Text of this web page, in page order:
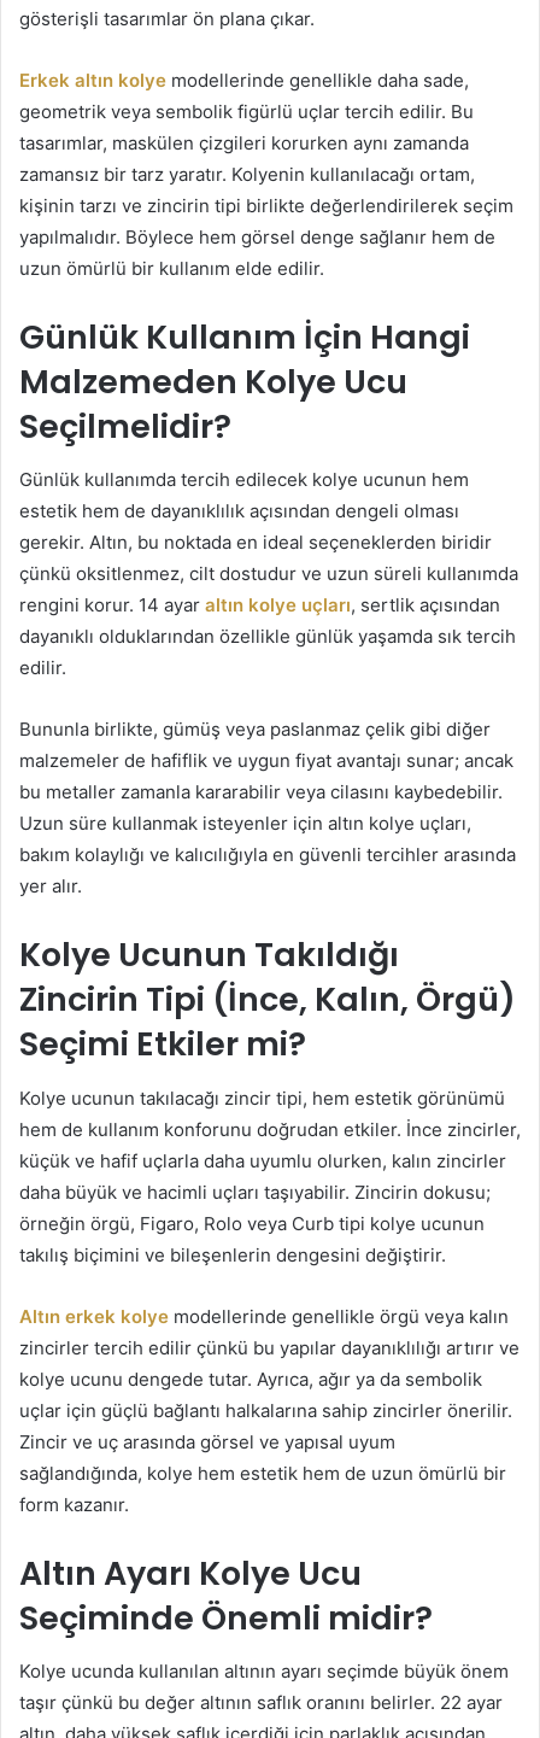
gösterişli tasarımlar ön plana çıkar.
Erkek altın kolye modellerinde genellikle daha sade,
geometrik veya sembolik figürlü uçlar tercih edilir. Bu
tasarımlar, maskülen çizgileri korurken aynı zamanda
zamansız bir tarz yaratır. Kolyenin kullanılacağı ortam,
kişinin tarzı ve zincirin tipi birlikte değerlendirilerek seçim
yapılmalıdır. Böylece hem görsel denge sağlanır hem de
uzun ömürlü bir kullanım elde edilir.
Günlük Kullanım İçin Hangi
Malzemeden Kolye Ucu
Seçilmelidir?
Günlük kullanımda tercih edilecek kolye ucunun hem
estetik hem de dayanıklılık açısından dengeli olması
gerekir. Altın, bu noktada en ideal seçeneklerden biridir
çünkü oksitlenmez, cilt dostudur ve uzun süreli kullanımda
rengini korur. 14 ayar altın kolye uçları, sertlik açısından
dayanıklı olduklarından özellikle günlük yaşamda sık tercih
edilir.
Bununla birlikte, gümüş veya paslanmaz çelik gibi diğer
malzemeler de hafiflik ve uygun fiyat avantajı sunar; ancak
bu metaller zamanla kararabilir veya cilasını kaybedebilir.
Uzun süre kullanmak isteyenler için altın kolye uçları,
bakım kolaylığı ve kalıcılığıyla en güvenli tercihler arasında
yer alır.
Kolye Ucunun Takıldığı
Zincirin Tipi (İnce, Kalın, Örgü)
Seçimi Etkiler mi?
Kolye ucunun takılacağı zincir tipi, hem estetik görünümü
hem de kullanım konforunu doğrudan etkiler. İnce zincirler,
küçük ve hafif uçlarla daha uyumlu olurken, kalın zincirler
daha büyük ve hacimli uçları taşıyabilir. Zincirin dokusu;
örneğin örgü, Figaro, Rolo veya Curb tipi kolye ucunun
takılış biçimini ve bileşenlerin dengesini değiştirir.
Altın erkek kolye modellerinde genellikle örgü veya kalın
zincirler tercih edilir çünkü bu yapılar dayanıklılığı artırır ve
kolye ucunu dengede tutar. Ayrıca, ağır ya da sembolik
uçlar için güçlü bağlantı halkalarına sahip zincirler önerilir.
Zincir ve uç arasında görsel ve yapısal uyum
sağlandığında, kolye hem estetik hem de uzun ömürlü bir
form kazanır.
Altın Ayarı Kolye Ucu
Seçiminde Önemli midir?
Kolye ucunda kullanılan altının ayarı seçimde büyük önem
taşır çünkü bu değer altının saflık oranını belirler. 22 ayar